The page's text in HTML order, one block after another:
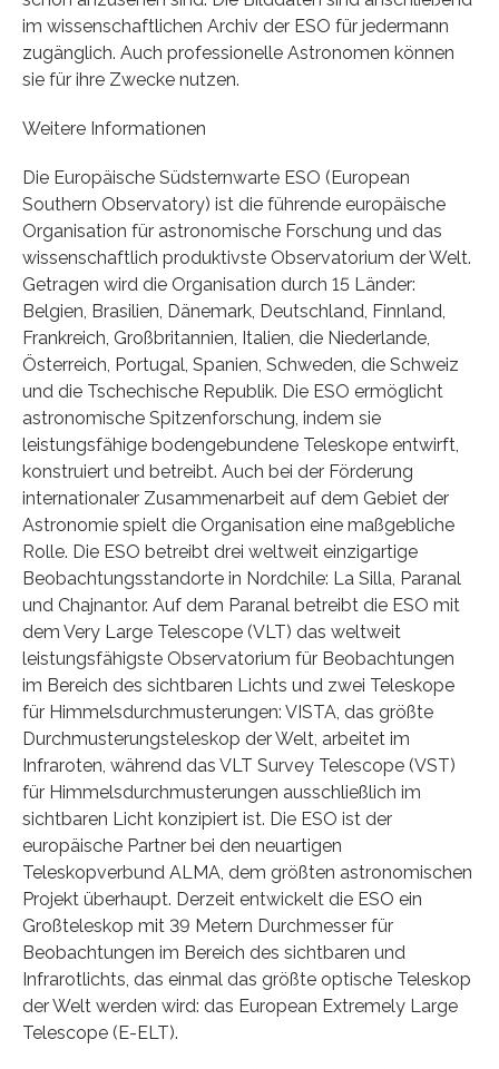
im wissenschaftlichen Archiv der ESO für jedermann
zugänglich. Auch professionelle Astronomen können
sie für ihre Zwecke nutzen.
Weitere Informationen
Die Europäische Südsternwarte ESO (European
Southern Observatory) ist die führende europäische
Organisation für astronomische Forschung und das
wissenschaftlich produktivste Observatorium der Welt.
Getragen wird die Organisation durch 15 Länder:
Belgien, Brasilien, Dänemark, Deutschland, Finnland,
Frankreich, Großbritannien, Italien, die Niederlande,
Österreich, Portugal, Spanien, Schweden, die Schweiz
und die Tschechische Republik. Die ESO ermöglicht
astronomische Spitzenforschung, indem sie
leistungsfähige bodengebundene Teleskope entwirft,
konstruiert und betreibt. Auch bei der Förderung
internationaler Zusammenarbeit auf dem Gebiet der
Astronomie spielt die Organisation eine maßgebliche
Rolle. Die ESO betreibt drei weltweit einzigartige
Beobachtungsstandorte in Nordchile: La Silla, Paranal
und Chajnantor. Auf dem Paranal betreibt die ESO mit
dem Very Large Telescope (VLT) das weltweit
leistungsfähigste Observatorium für Beobachtungen
im Bereich des sichtbaren Lichts und zwei Teleskope
für Himmelsdurchmusterungen: VISTA, das größte
Durchmusterungsteleskop der Welt, arbeitet im
Infraroten, während das VLT Survey Telescope (VST)
für Himmelsdurchmusterungen ausschließlich im
sichtbaren Licht konzipiert ist. Die ESO ist der
europäische Partner bei den neuartigen
Teleskopverbund ALMA, dem größten astronomischen
Projekt überhaupt. Derzeit entwickelt die ESO ein
Großteleskop mit 39 Metern Durchmesser für
Beobachtungen im Bereich des sichtbaren und
Infrarotlichts, das einmal das größte optische Teleskop
der Welt werden wird: das European Extremely Large
Telescope (E-ELT).